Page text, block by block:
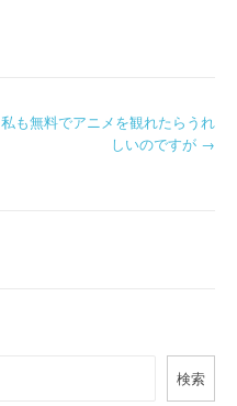
私も無料でアニメを観れたらうれ
しいのですが →
検索